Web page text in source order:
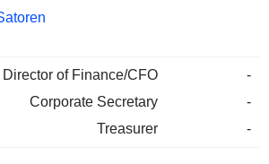
Director of Finance/CFO
-
Corporate Secretary
-
Treasurer
-